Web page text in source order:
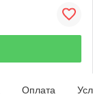
Оплата